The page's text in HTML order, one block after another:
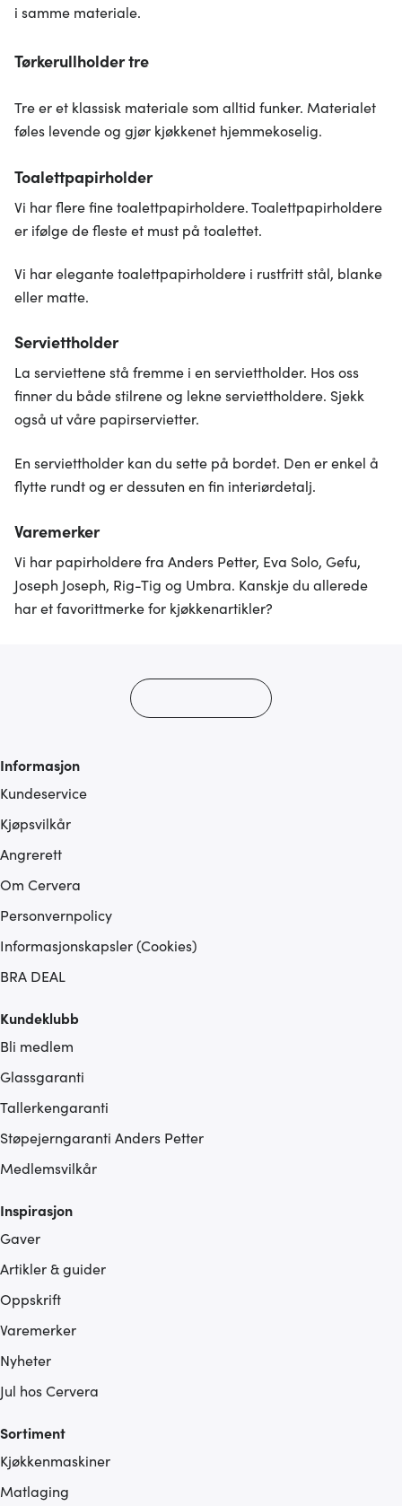
i samme materiale.
Tørkerullholder tre
Tre er et klassisk materiale som alltid funker. Materialet
føles levende og gjør kjøkkenet hjemmekoselig.
Toalettpapirholder
Vi har flere fine toalettpapirholdere. Toalettpapirholdere
er ifølge de fleste et must på toalettet.
Vi har elegante toalettpapirholdere i rustfritt stål, blanke
eller matte.
Serviettholder
La serviettene stå fremme i en serviettholder. Hos oss
finner du både stilrene og lekne serviettholdere. Sjekk
også ut våre papirservietter.
En serviettholder kan du sette på bordet. Den er enkel å
flytte rundt og er dessuten en fin interiørdetalj.
Varemerker
Vi har papirholdere fra Anders Petter, Eva Solo, Gefu,
Joseph Joseph, Rig-Tig og Umbra. Kanskje du allerede
har et favorittmerke for kjøkkenartikler?
Informasjon
Kundeservice
Kjøpsvilkår
Angrerett
Om Cervera
Personvernpolicy
Informasjonskapsler (Cookies)
BRA DEAL
Kundeklubb
Bli medlem
Glassgaranti
Tallerkengaranti
Støpejerngaranti Anders Petter
Medlemsvilkår
Inspirasjon
Gaver
Artikler & guider
Oppskrift
Varemerker
Nyheter
Jul hos Cervera
Sortiment
Kjøkkenmaskiner
Matlaging